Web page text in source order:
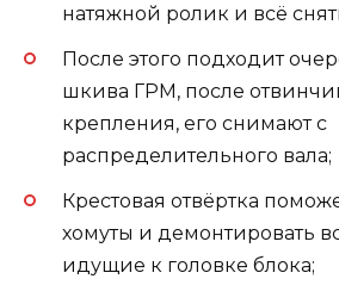
натяжной ролик и всё
После этого подходит
шкива ГРМ, после
крепления, его снимают с
распределительного вала;
Крестовая отвёртка
хомуты и демонтировать
идущие к головке блока;